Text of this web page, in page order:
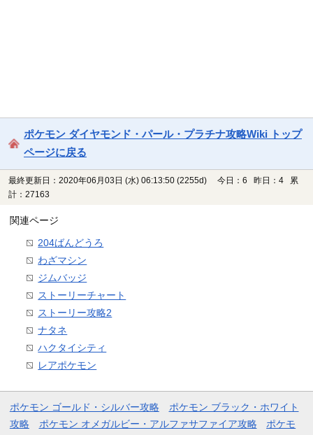
ポケモン ダイヤモンド・パール・プラチナ攻略Wiki トップ
ページに戻る
最終更新日：2020年06月03日 (水) 06:13:50 (2255d)
今日：6 昨日：4 累
計：27163
関連ページ
204ばんどうろ
わざマシン
ジムバッジ
ストーリーチャート
ストーリー攻略2
ナタネ
ハクタイシティ
レアポケモン
ポケモン ゴールド・シルバー攻略
ポケモン ブラック・ホワイト
攻略
ポケモン オメガルビー・アルファサファイア攻略 ポケモ